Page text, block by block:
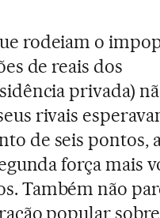
rodeiam o
de reais dos
privada)
rivais
de seis pontos,
força mais
Também não
popular sobre